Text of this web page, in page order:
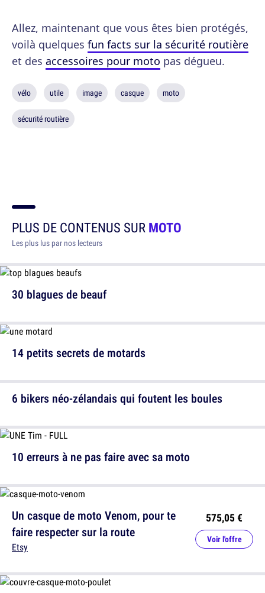
Allez, maintenant que vous êtes bien protégés,
voilà quelques fun facts sur la sécurité routière
et des accessoires pour moto pas dégueu.
vélo utile image casque moto
sécurité routière
PLUS DE CONTENUS SURMOTO
Les plus lus par nos lecteurs
30 blagues de beauf
10 erreurs à ne pas faire avec sa moto
14 petits secrets de motards
6 bikers néo-zélandais qui foutent les boules
Un casque de moto Venom, pour te
faire respecter sur la route
Etsy
575,05 €
Voir l'offre